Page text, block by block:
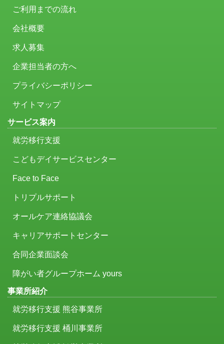
ご利用までの流れ
会社概要
求人募集
企業担当者の方へ
プライバシーポリシー
サイトマップ
サービス案内
就労移行支援
こどもデイサービスセンター
Face to Face
トリプルサポート
オールケア連絡協議会
キャリアサポートセンター
合同企業面談会
障がい者グループホーム yours
事業所紹介
就労移行支援 熊谷事業所
就労移行支援 桶川事業所